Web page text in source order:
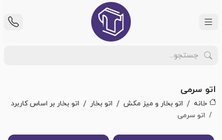
اتو سرمی
خانه اتو بخار و میز مکش اتو بخار
اتو بخار بر اساس کاربرد
اتو سرمی